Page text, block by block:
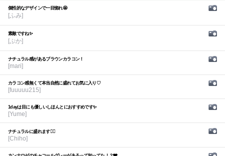
個性的なデザインで一目惚れ🤩
[ふみ]
素敵ですね✨
[ぷか]
ナチュラル感があるブラウンカラコン！
[mari]
カラコン感無くて本当自然に盛れてお気に入り♡
[fuuuuu215]
1dayは目にも優しいしほんとにおすすめです✨
[Yume]
ナチュラルに盛れます🙆‍♀️
[Chiho]